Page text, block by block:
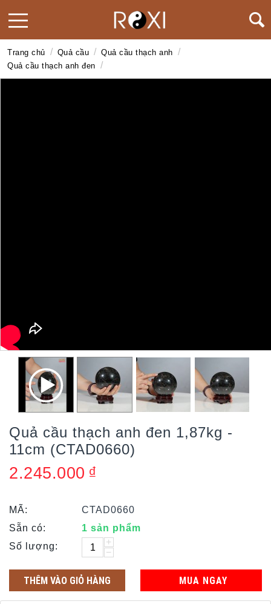
Trang chủ / Quả cầu / Quả cầu thạch anh /
Quả cầu thạch anh đen /
Quả cầu thạch anh đen 1,87kg -
11cm (CTAD0660)
2.245.000 ₫
MÃ:
CTAD0660
Sẵn có:
1 sản phẩm
Số lượng:
+
−
THÊM VÀO GIỎ HÀNG MUA NGAY